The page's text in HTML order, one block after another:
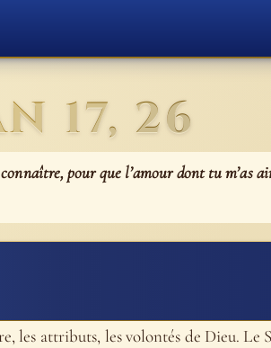
17, 26
pour que l’amour dont tu m’as
les attributs, les volontés de Dieu. Le